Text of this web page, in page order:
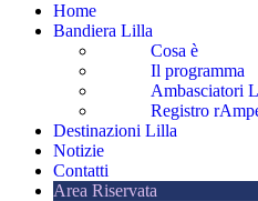
Home
Bandiera Lilla
Cosa è
Il programma
Ambasciatori
Registro
Destinazioni Lilla
Notizie
Contatti
Area Riservata